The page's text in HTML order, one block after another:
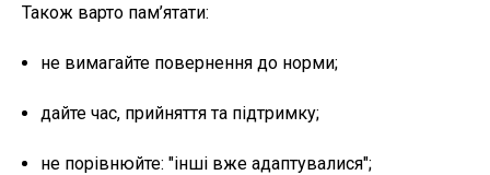
Також варто пам’ятати:
не вимагайте повернення до норми;
дайте час, прийняття та підтримку;
не порівнюйте: "інші вже адаптувалися";